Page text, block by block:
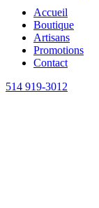
Accueil
Boutique
Artisans
Promotions
Contact
514 919-3012